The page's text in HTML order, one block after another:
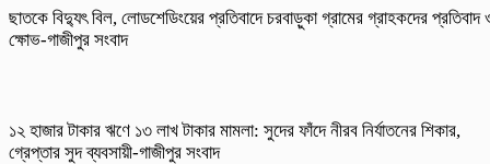
ছাতকে বিদ্যুৎ বিল, লোডশেডিংয়ের প্রতিবাদে চরবাড়ুকা গ্রামের গ্রাহকদের প্রতিবাদ
ক্ষোভ-গাজীপুর সংবাদ
১২ হাজার টাকার ঋণে ১৩ লাখ টাকার মামলা: সুদের ফাঁদে নীরব নির্যাতনের শিকার,
গ্রেপ্তার সুদ ব্যবসায়ী-গাজীপুর সংবাদ